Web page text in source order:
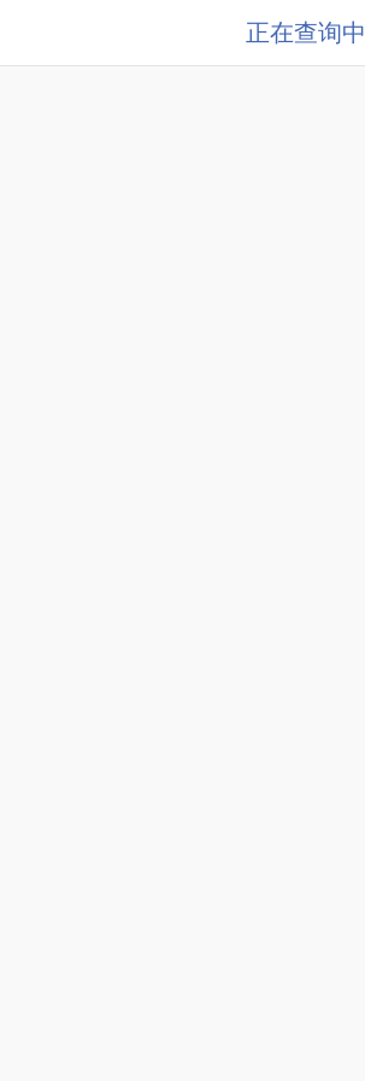
正在查询中